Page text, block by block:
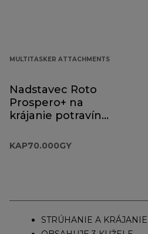
MULTITASKER ATTACHMENTS
Nadstavec Roto
Prospero+ na
krájanie potravín
KAP70.000GY
STRÚHANIE A